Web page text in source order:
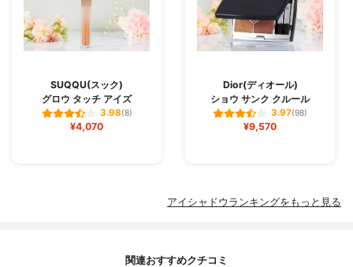
SUQQU(スック)
グロウ タッチ アイズ
3.98(8)
¥4,070
Dior(ディオール)
ショウ サンク クルール
3.97(98)
¥9,570
アイシャドウランキングをもっと見る
関連おすすめクチコミ